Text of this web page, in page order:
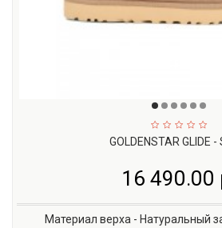
GOLDENSTAR GLIDE -
16 490.00
Материал верха - Натуральный